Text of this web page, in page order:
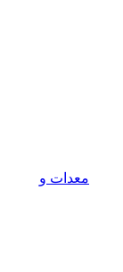
معدات و